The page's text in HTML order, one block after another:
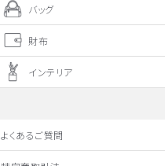
バッグ
財布
インテリア
よくあるご質問